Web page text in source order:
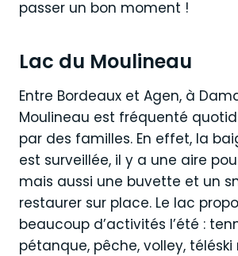
passer un bon moment !
Lac du Moulineau
Entre Bordeaux et Agen, à
Moulineau est fréquenté
par des familles. En effet, la
est surveillée, il y a une aire
mais aussi une buvette et un
restaurer sur place. Le lac
beaucoup d’activités l’été :
pétanque, pêche, volley, téléski